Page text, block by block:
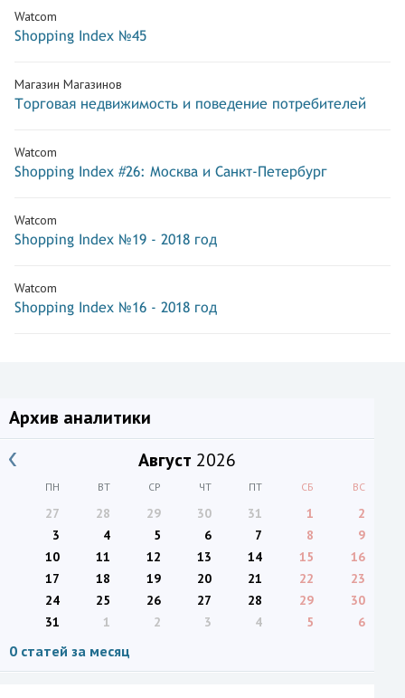
Watcom
Shopping Index №45
Магазин Магазинов
Торговая недвижимость и поведение потребителей
Watcom
Shopping Index #26: Москва и Санкт-Петербург
Watcom
Shopping Index №19 - 2018 год
Watcom
Shopping Index №16 - 2018 год
Архив аналитики
Август 2026
ПН ВТ СР ЧТ ПТ СБ ВС
27 28 29 30 31 1
2
3
4 5 6 7 8
9
10
11 12 13 14 15
16
17
18 19 20 21 22
23
24
25 26 27 28 29
30
31
1 2 3 4 5 6
0 статей за месяц